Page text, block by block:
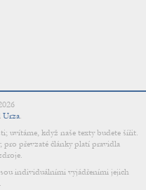
Urza.
uvítáme, když naše texty budete šířit.
pro převzaté články platí pravidla
individuálními vyjádřeními jejich